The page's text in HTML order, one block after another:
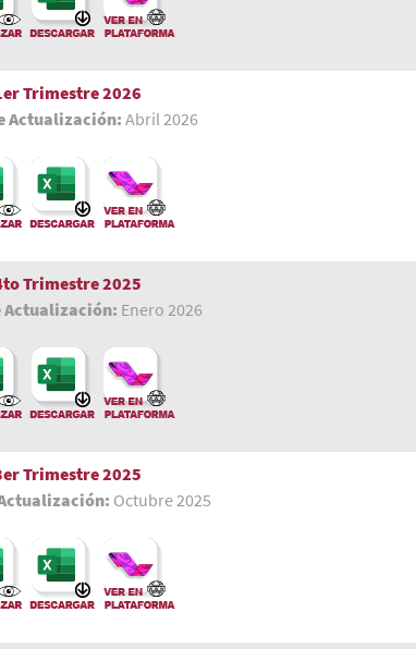
Trimestre2026
Actualización: Abril 2026
Trimestre 2025
Actualización: Enero 2026
Trimestre2025
Octubre 2025